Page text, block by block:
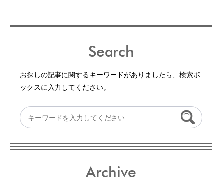
Search
お探しの記事に関するキーワードがありましたら、検索ボ
ックスに入力してください。
Archive